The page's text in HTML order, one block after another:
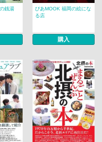
銭湯
ぴあMOOK 福岡の絵にな
る店
購入